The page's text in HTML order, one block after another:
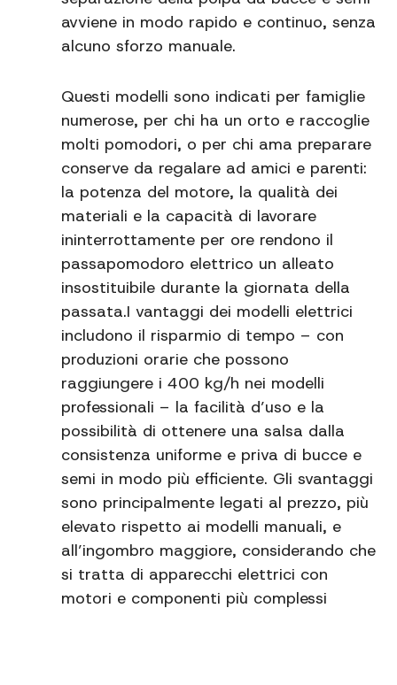
avviene in modo rapido e continuo, senza
alcuno sforzo manuale.
Questi modelli sono indicati per famiglie
numerose, per chi ha un orto e raccoglie
molti pomodori, o per chi ama preparare
conserve da regalare ad amici e parenti:
la potenza del motore, la qualità dei
materiali e la capacità di lavorare
ininterrottamente per ore rendono il
passapomodoro elettrico un alleato
insostituibile durante la giornata della
passata.I vantaggi dei modelli elettrici
includono il risparmio di tempo – con
produzioni orarie che possono
raggiungere i 400 kg/h nei modelli
professionali – la facilità d’uso e la
possibilità di ottenere una salsa dalla
consistenza uniforme e priva di bucce e
semi in modo più efficiente. Gli svantaggi
sono principalmente legati al prezzo, più
elevato rispetto ai modelli manuali, e
all’ingombro maggiore, considerando che
si tratta di apparecchi elettrici con
motori e componenti più complessi